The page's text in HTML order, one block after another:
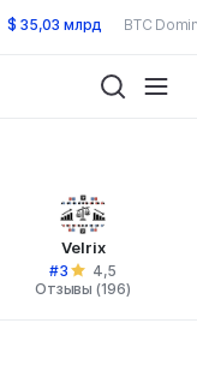
$ 35,03 млрд BTC
Velrix
#3
4,5
Отзывы (196)